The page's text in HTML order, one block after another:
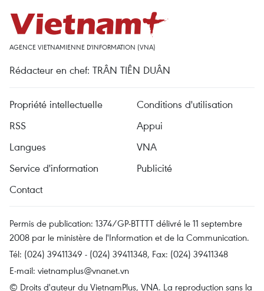
AGENCE VIETNAMIENNE D'INFORMATION (VNA)
Rédacteur en chef: TRÂN TIÊN DUÂN
Propriété intellectuelle
Conditions d'utilisation
RSS
Appui
Langues
VNA
Service d'information
Publicité
Contact
Permis de publication: 1374/GP-BTTTT délivré le 11 septembre
2008 par le ministère de l'Information et de la Communication.
Tél: (024) 39411349 - (024) 39411348, Fax: (024) 39411348
E-mail: vietnamplus@vnanet.vn
© Droits d'auteur du VietnamPlus, VNA. La reproduction sans la